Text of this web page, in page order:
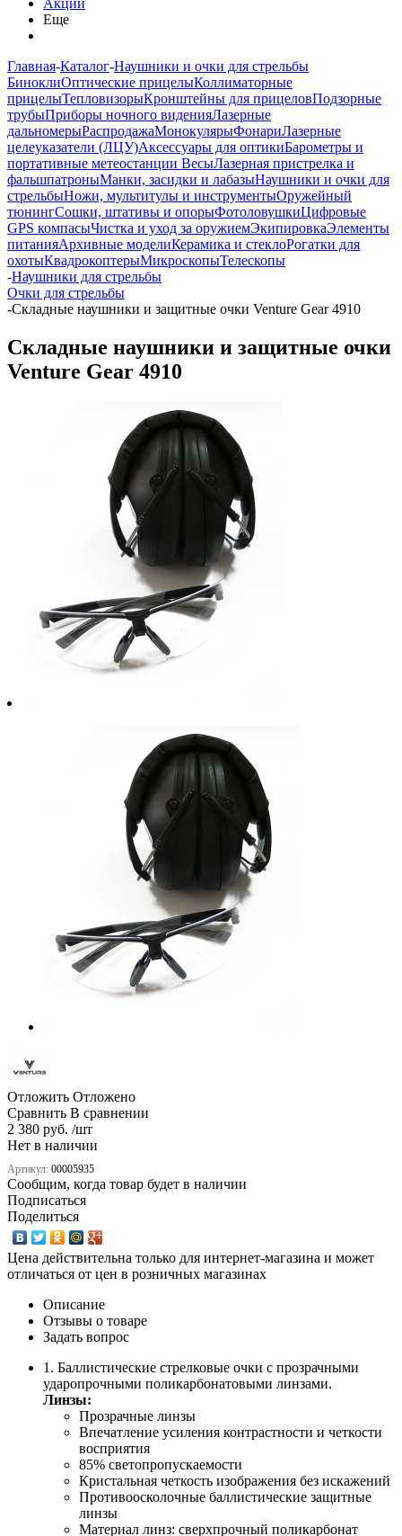
Акции
Еще
Главная-Каталог-Наушники и очки для стрельбы
БиноклиОптические прицелыКоллиматорные
прицелыТепловизорыКронштейны для прицеловПодзорные
трубыПриборы ночного виденияЛазерные
дальномерыРаспродажаМонокулярыФонариЛазерные
целеуказатели (ЛЦУ)Аксессуары для оптикиБарометры и
портативные метеостанции ВесыЛазерная пристрелка и
фальшпатроныМанки, засидки и лабазыНаушники и очки для
стрельбыНожи, мультитулы и инструментыОружейный
тюнингСошки, штативы и опорыФотоловушкиЦифровые
GPS компасыЧистка и уход за оружиемЭкипировкаЭлементы
питанияАрхивные моделиКерамика и стеклоРогатки для
охотыКвадрокоптерыМикроскопыТелескопы
-Наушники для стрельбы
Очки для стрельбы
-Складные наушники и защитные очки Venture Gear 4910
Складные наушники и защитные очки
Venture Gear 4910
Отложить Отложено
Сравнить В сравнении
2 380 руб. /шт
Нет в наличии
Артикул: 00005935
Сообщим, когда товар будет в наличии
Подписаться
Поделиться
Цена действительна только для интернет-магазина и может
отличаться от цен в розничных магазинах
Описание
Отзывы о товаре
Задать вопрос
1. Баллистические стрелковые очки с прозрачными
ударопрочными поликарбонатовыми линзами.
Линзы:
Прозрачные линзы
Впечатление усиления контрастности и четкости
восприятия
85% светопропускаемости
Кристальная четкость изображения без искажений
Противоосколочные баллистические защитные
линзы
Материал линз: сверхпрочный поликарбонат